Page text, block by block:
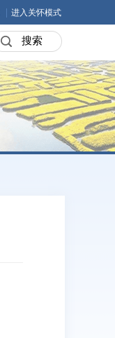
进入关怀模式